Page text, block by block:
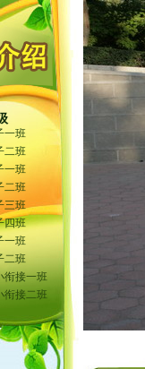
一班
二班
一班
二班
三班
四班
一班
二班
衔接一班
衔接二班